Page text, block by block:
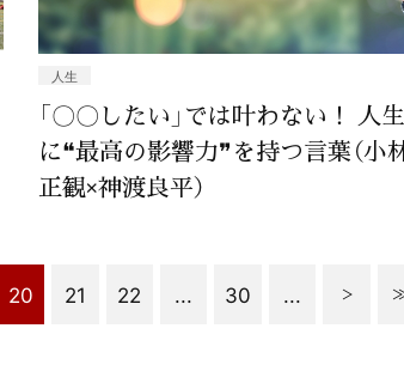
人生
「〇〇したい」では叶わない！ 人生
に❝最高の影響力❞を持つ言葉（小
正観×神渡良平）
20 21 22 ... 30 ...